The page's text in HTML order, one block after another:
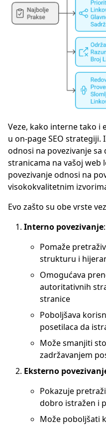
Veze, kako interne tako i
u on-page SEO strategiji.
odnosi na povezivanje
stranicama na vašoj web
povezivanje odnosi na
visokokvalitetnim
Evo zašto su obe vrste
Interno povezivanje:
Pomaže
strukturu i
Omogućava
autoritativnih
stranice
Poboljšava
posetilaca da
Može smanjiti
zadržavanjem
Eksterno
Pokazuje
dobro istražen i
Može poboljšati